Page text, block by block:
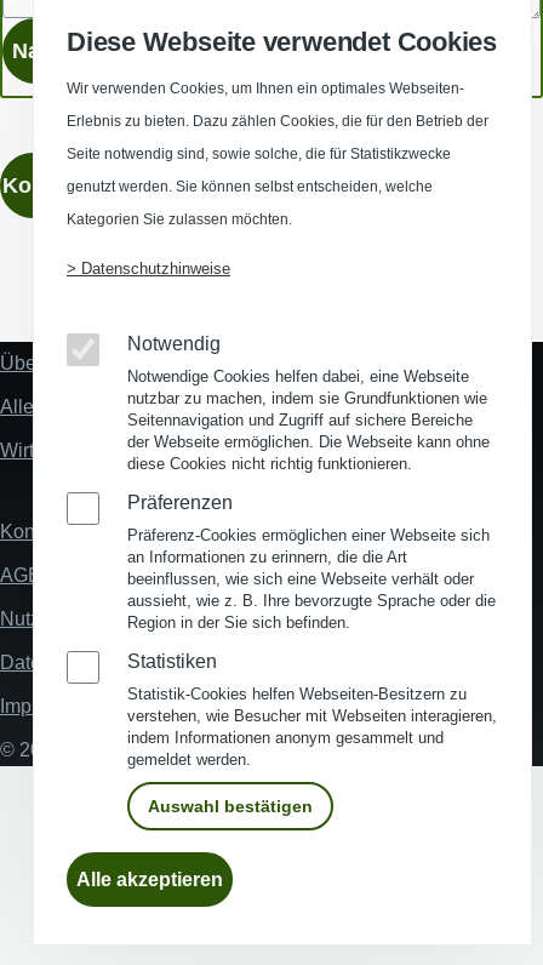
Kontaktieren
Fußzeile
Links
Über uns
Alles zum Thema Standortanalyse
Wirtschaftsstandort Deutschland
Fußzeile
Kontakt
AGB
Nutzungsbedingungen
Datenschutz
Impressum
© 2026 My Business Location
Diese Webseite verwendet Cookies
Wir verwenden Cookies, um Ihnen ein optimales Webseiten-
Erlebnis zu bieten. Dazu zählen Cookies, die für den Betrieb der
Seite notwendig sind, sowie solche, die für Statistikzwecke
genutzt werden. Sie können selbst entscheiden, welche
Kategorien Sie zulassen möchten.
> Datenschutzhinweise
Notwendig
Notwendige Cookies helfen dabei, eine Webseite
nutzbar zu machen, indem sie Grundfunktionen wie
Seitennavigation und Zugriff auf sichere Bereiche
der Webseite ermöglichen. Die Webseite kann ohne
diese Cookies nicht richtig funktionieren.
Präferenzen
Präferenz-Cookies ermöglichen einer Webseite sich
an Informationen zu erinnern, die die Art
beeinflussen, wie sich eine Webseite verhält oder
aussieht, wie z. B. Ihre bevorzugte Sprache oder die
Region in der Sie sich befinden.
Statistiken
Statistik-Cookies helfen Webseiten-Besitzern zu
verstehen, wie Besucher mit Webseiten interagieren,
indem Informationen anonym gesammelt und
gemeldet werden.
Auswahl bestätigen
Alle akzeptieren